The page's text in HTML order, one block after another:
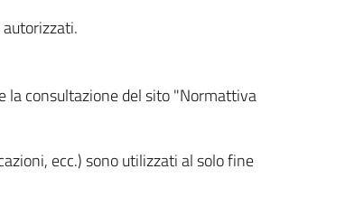
la consultazione del sito "Normattiva
ecc.) sono utilizzati al solo fine